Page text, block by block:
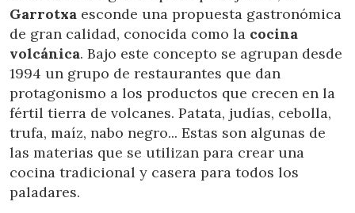
Garrotxa esconde una propuesta gastronómica
de gran calidad, conocida como la cocina
volcánica. Bajo este concepto se agrupan desde
1994 un grupo de restaurantes que dan
protagonismo a los productos que crecen en la
fértil tierra de volcanes. Patata, judías, cebolla,
trufa, maíz, nabo negro... Estas son algunas de
las materias que se utilizan para crear una
cocina tradicional y casera para todos los
paladares.